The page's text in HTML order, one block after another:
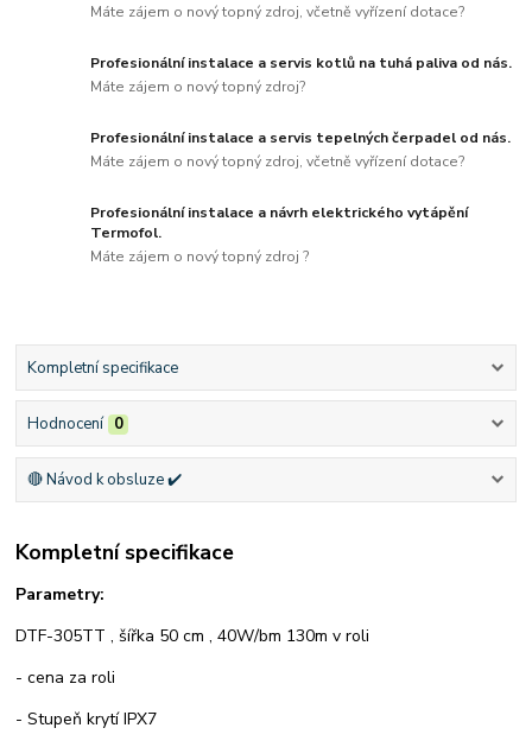
Máte zájem o nový topný zdroj, včetně vyřízení dotace?
Profesionální instalace a servis kotlů na tuhá paliva od nás.
Máte zájem o nový topný zdroj?
Profesionální instalace a servis tepelných čerpadel od nás.
Máte zájem o nový topný zdroj, včetně vyřízení dotace?
Profesionální instalace a návrh elektrického vytápění
Termofol.
Máte zájem o nový topný zdroj ?
Kompletní specifikace
Hodnocení 0
🔴 Návod k obsluze ✔️
Kompletní specifikace
Parametry:
DTF-305TT , šířka 50 cm , 40W/bm 130m v roli
- cena za roli
- Stupeň krytí IPX7